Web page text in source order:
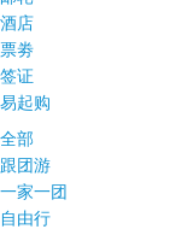
酒店
票劵
签证
易起购
全部
跟团游
一家一团
自由行